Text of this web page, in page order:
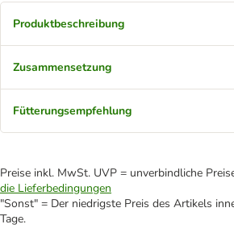
Produktbeschreibung
Zusammensetzung
Fütterungsempfehlung
Preise inkl. MwSt. UVP = unverbindliche
die Lieferbedingungen
"Sonst" = Der niedrigste Preis des Artikels
Tage.